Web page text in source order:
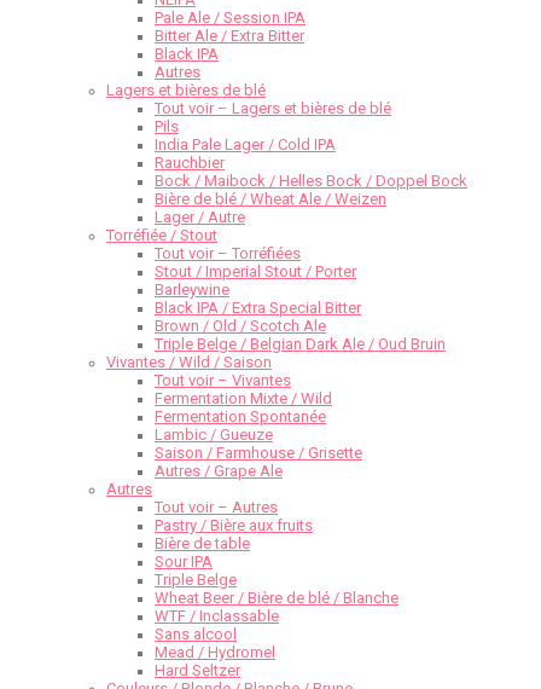
Pale Ale / Session IPA
Bitter Ale / Extra Bitter
Black IPA
Autres
Lagers et bières de blé
Tout voir – Lagers et bières de blé
Pils
India Pale Lager / Cold IPA
Rauchbier
Bock / Maibock / Helles Bock / Doppel Bock
Bière de blé / Wheat Ale / Weizen
Lager / Autre
Torréfiée / Stout
Tout voir – Torréfiées
Stout / Imperial Stout / Porter
Barleywine
Black IPA / Extra Special Bitter
Brown / Old / Scotch Ale
Triple Belge / Belgian Dark Ale / Oud Bruin
Vivantes / Wild / Saison
Tout voir – Vivantes
Fermentation Mixte / Wild
Fermentation Spontanée
Lambic / Gueuze
Saison / Farmhouse / Grisette
Autres / Grape Ale
Autres
Tout voir – Autres
Pastry / Bière aux fruits
Bière de table
Sour IPA
Triple Belge
Wheat Beer / Bière de blé / Blanche
WTF / Inclassable
Sans alcool
Mead / Hydromel
Hard Seltzer